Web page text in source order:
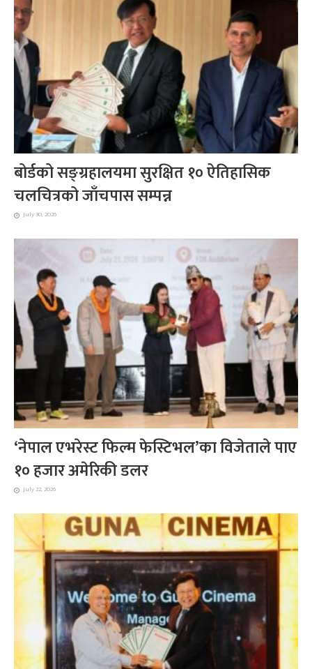
बोर्डको सङ्ग्रहालयमा सुरक्षित १० ऐतिहासिक
चलचित्रको जाँचपास सम्पन्न
July 30, 2026
‘नेपाल एभरेस्ट फिल्म फेस्टिभल’का विजेताले पाए
१० हजार अमेरिकी डलर
July 22, 2026